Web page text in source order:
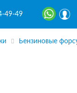
49-49
Бензиновые